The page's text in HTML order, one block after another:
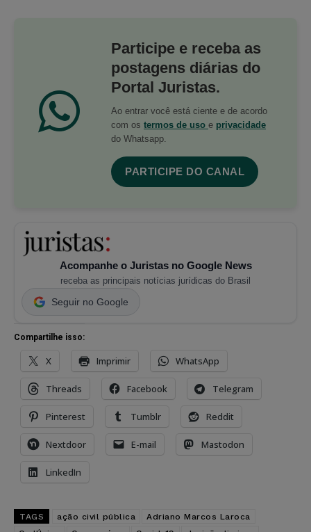
Participe e receba as
postagens diárias do
Portal Juristas.
Ao entrar você está ciente e de acordo
com os termos de uso e privacidade
do Whatsapp.
PARTICIPE DO CANAL
Acompanhe o Juristas no Google News
receba as principais notícias jurídicas do Brasil
Seguir no Google
Compartilhe isso:
X Imprimir WhatsApp
Threads Facebook Telegram
Pinterest Tumblr Reddit
Nextdoor E-mail Mastodon
LinkedIn
TAGS ação civil pública
Adriano Marcos Laroca